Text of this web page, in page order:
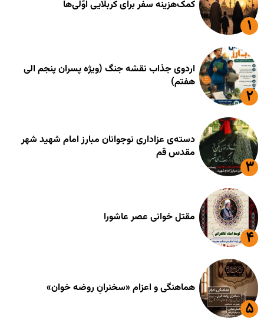
کمک‌هزینه سفر برای کربلایی اوّلی‌ها
اردوی جذاب نقشه جنگ (ویژه پسران پنجم الی
هفتم)
دسته‌ی عزاداری نوجوانان مبارز امام شهید شهر
مقدس قم
مقتل خوانی عصر عاشورا
هماهنگی و اعزام «سخنرانِ روضه خوان»